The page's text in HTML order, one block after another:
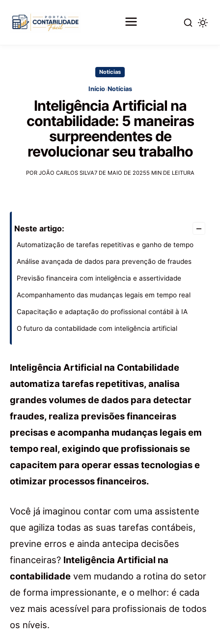
Notícias
Início›Notícias
Inteligência Artificial na
contabilidade: 5 maneiras
surpreendentes de
revolucionar seu trabalho
POR JOÃO CARLOS SILVA7 DE MAIO DE 20255 MIN DE LEITURA
Neste artigo: –
Automatização de tarefas repetitivas e ganho de tempo
Análise avançada de dados para prevenção de fraudes
Previsão financeira com inteligência e assertividade
Acompanhamento das mudanças legais em tempo real
Capacitação e adaptação do profissional contábil à IA
O futuro da contabilidade com inteligência artificial
Inteligência Artificial na Contabilidade
automatiza tarefas repetitivas, analisa
grandes volumes de dados para detectar
fraudes, realiza previsões financeiras
precisas e acompanha mudanças legais em
tempo real, exigindo que profissionais se
capacitem para operar essas tecnologias e
otimizar processos financeiros.
Você já imaginou contar com uma assistente
que agiliza todas as suas tarefas contábeis,
previne erros e ainda antecipa decisões
financeiras? Inteligência Artificial na
contabilidade vem mudando a rotina do setor
de forma impressionante, e o melhor: é cada
vez mais acessível para profissionais de todos
os níveis.